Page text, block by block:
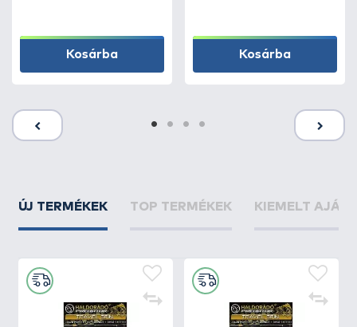
Kosárba Kosárba
ÚJ TERMÉKEK TOP TERMÉKEK KIEMELT